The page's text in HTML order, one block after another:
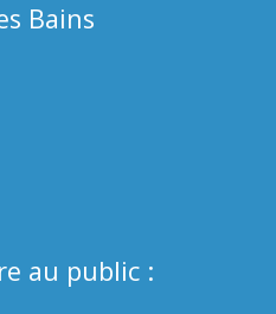
Bains
au public :